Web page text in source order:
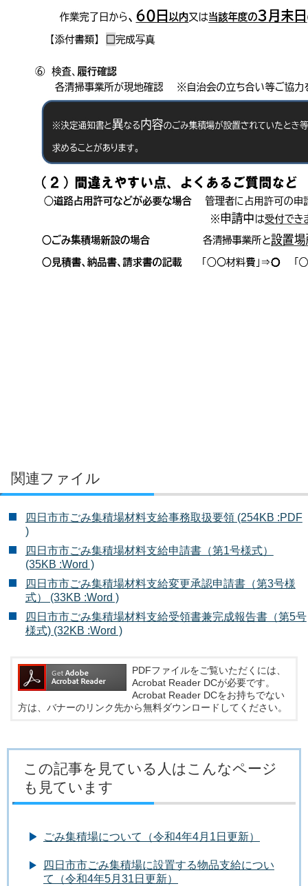
関連ファイル
四日市市ごみ集積場材料支給事務取扱要領 (254KB :PDF
)
四日市市ごみ集積場材料支給申請書（第1号様式）
(35KB :Word )
四日市市ごみ集積場材料支給変更承認申請書（第3号様
式） (33KB :Word )
四日市市ごみ集積場材料支給受領書兼完成報告書（第5号
様式) (32KB :Word )
PDFファイルをご覧いただくには、
Acrobat Reader DCが必要です。
Acrobat Reader DCをお持ちでない
方は、バナーのリンク先から無料ダウンロードしてください。
この記事を見ている人はこんなページ
も見ています
ごみ集積場について（令和4年4月1日更新）
四日市市ごみ集積場に設置する物品支給につい
て（令和4年5月31日更新）